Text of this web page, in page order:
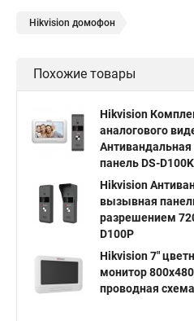
Hikvision домофон
Похожие товары
Hikvision
аналогового
панель DS-D100K
Hikvision
вызывная
разрешением
D100P
Hikvision 7"
монитор
проводная